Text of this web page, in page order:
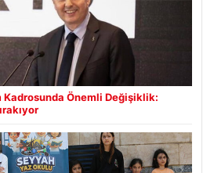
Kadrosunda Önemli Değişiklik: